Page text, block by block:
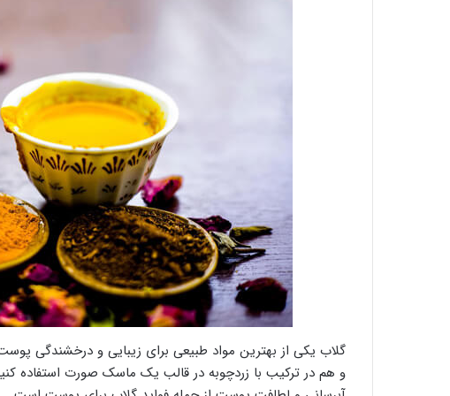
گلاب یکی از بهترین مواد طبیعی برای زیبایی و درخشندگی
و هم در ترکیب با زردچوبه در قالب یک ماسک صورت استفاده